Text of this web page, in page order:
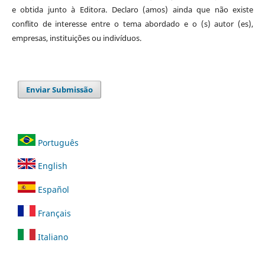
e obtida junto à Editora. Declaro (amos) ainda que não existe
conflito de interesse entre o tema abordado e o (s) autor (es),
empresas, instituições ou indivíduos.
Enviar Submissão
Português
English
Español
Français
Italiano